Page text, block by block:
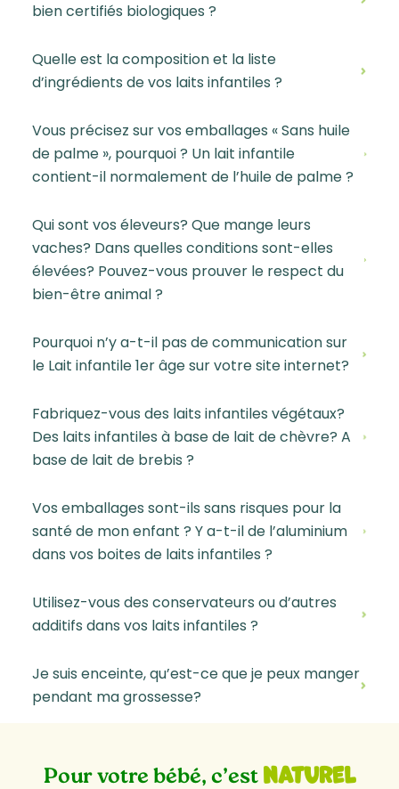
bien certifiés biologiques ?
Quelle est la composition et la liste
d’ingrédients de vos laits infantiles ?
Vous précisez sur vos emballages « Sans huile
de palme », pourquoi ? Un lait infantile
contient-il normalement de l’huile de palme ?
Qui sont vos éleveurs? Que mange leurs
vaches? Dans quelles conditions sont-elles
élevées? Pouvez-vous prouver le respect du
bien-être animal ?
Pourquoi n’y a-t-il pas de communication sur
le Lait infantile 1er âge sur votre site internet?
Fabriquez-vous des laits infantiles végétaux?
Des laits infantiles à base de lait de chèvre? A
base de lait de brebis ?
Vos emballages sont-ils sans risques pour la
santé de mon enfant ? Y a-t-il de l’aluminium
dans vos boites de laits infantiles ?
Utilisez-vous des conservateurs ou d’autres
additifs dans vos laits infantiles ?
Je suis enceinte, qu’est-ce que je peux manger
pendant ma grossesse?
Pour votre bébé, c’est naturel